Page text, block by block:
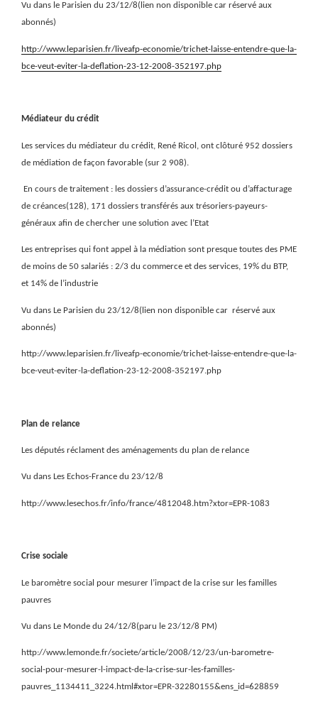
Vu dans le Parisien du 23/12/8(lien non disponible car réservé aux
abonnés)
http://www.leparisien.fr/liveafp-economie/trichet-laisse-entendre-que-la-
bce-veut-eviter-la-deflation-23-12-2008-352197.php
Médiateur du crédit
Les services du médiateur du crédit, René Ricol, ont clôturé 952 dossiers
de médiation de façon favorable (sur 2 908).
En cours de traitement : les dossiers d’assurance-crédit ou d’affacturage
de créances(128), 171 dossiers transférés aux trésoriers-payeurs-
généraux afin de chercher une solution avec l’Etat
Les entreprises qui font appel à la médiation sont presque toutes des PME
de moins de 50 salariés : 2/3 du commerce et des services, 19% du BTP,
et 14% de l’industrie
Vu dans Le Parisien du 23/12/8(lien non disponible car réservé aux
abonnés)
http://www.leparisien.fr/liveafp-economie/trichet-laisse-entendre-que-la-
bce-veut-eviter-la-deflation-23-12-2008-352197.php
Plan de relance
Les députés réclament des aménagements du plan de relance
Vu dans Les Echos-France du 23/12/8
http://www.lesechos.fr/info/france/4812048.htm?xtor=EPR-1083
Crise sociale
Le baromètre social pour mesurer l’impact de la crise sur les familles
pauvres
Vu dans Le Monde du 24/12/8(paru le 23/12/8 PM)
http://www.lemonde.fr/societe/article/2008/12/23/un-barometre-
social-pour-mesurer-l-impact-de-la-crise-sur-les-familles-
pauvres_1134411_3224.html#xtor=EPR-32280155&ens_id=628859